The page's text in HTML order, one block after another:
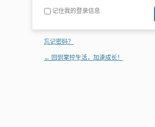
记住我的登录信息
忘记密码？
← 回到掌控生活，加速成长！